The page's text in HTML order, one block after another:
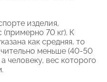
изделия,
(примерно 70 кг). К
как средняя, то
меньше (40-50
человеку, вес которого